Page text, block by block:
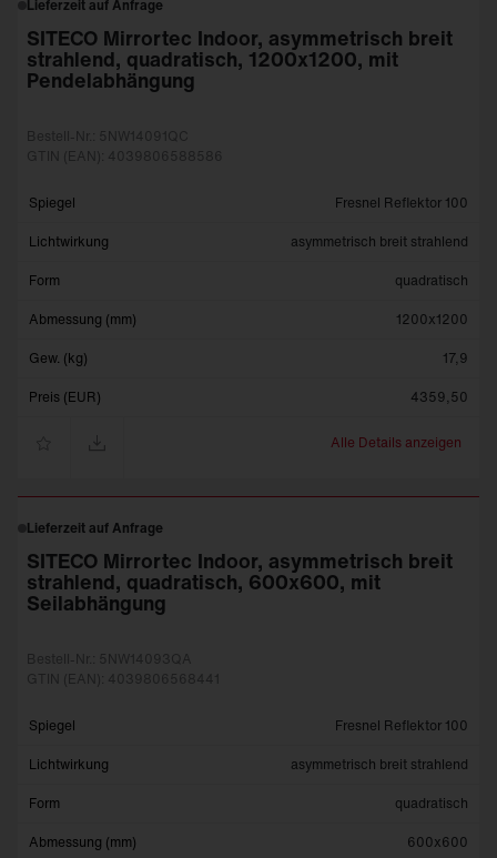
Lieferzeit auf Anfrage
SITECO Mirrortec Indoor, asymmetrisch breit
strahlend, quadratisch, 1200x1200, mit
Pendelabhängung
Bestell-Nr.: 5NW14091QC
GTIN (EAN): 4039806588586
Spiegel Fresnel Reflektor 100
Lichtwirkung asymmetrisch breit strahlend
Form quadratisch
Abmessung (mm) 1200x1200
Gew. (kg) 17,9
Preis (EUR) 4359,50
Alle Details anzeigen
Lieferzeit auf Anfrage
SITECO Mirrortec Indoor, asymmetrisch breit
strahlend, quadratisch, 600x600, mit
Seilabhängung
Bestell-Nr.: 5NW14093QA
GTIN (EAN): 4039806568441
Spiegel Fresnel Reflektor 100
Lichtwirkung asymmetrisch breit strahlend
Form quadratisch
Abmessung (mm) 600x600